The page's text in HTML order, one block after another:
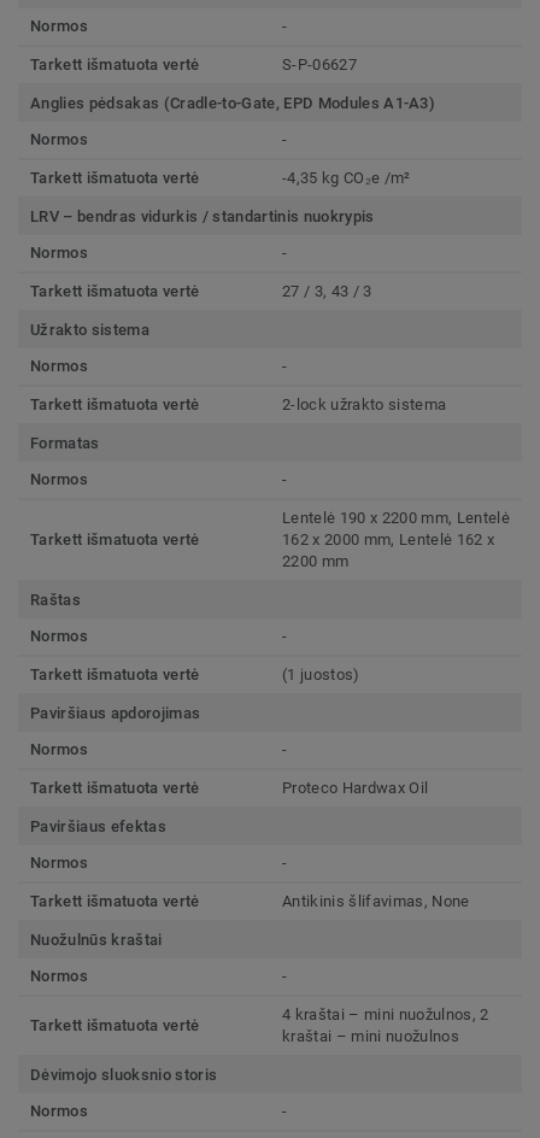
Normos
-
Tarkett išmatuota vertė S-P-06627
Anglies pėdsakas (Cradle-to-Gate, EPD Modules A1-A3)
Normos
-
Tarkett išmatuota vertė -4,35 kg CO₂e /m²
LRV – bendras vidurkis / standartinis nuokrypis
Normos
-
Tarkett išmatuota vertė 27 / 3, 43 / 3
Užrakto sistema
Normos
-
Tarkett išmatuota vertė 2-lock užrakto sistema
Formatas
Normos
-
Tarkett išmatuota vertė
Lentelė 190 x 2200 mm, Lentelė
162 x 2000 mm, Lentelė 162 x
2200 mm
Raštas
Normos
-
Tarkett išmatuota vertė (1 juostos)
Paviršiaus apdorojimas
Normos
-
Tarkett išmatuota vertė Proteco Hardwax Oil
Paviršiaus efektas
Normos
-
Tarkett išmatuota vertė Antikinis šlifavimas, None
Nuožulnūs kraštai
Normos
-
Tarkett išmatuota vertė
4 kraštai – mini nuožulnos, 2
kraštai – mini nuožulnos
Dėvimojo sluoksnio storis
Normos
-